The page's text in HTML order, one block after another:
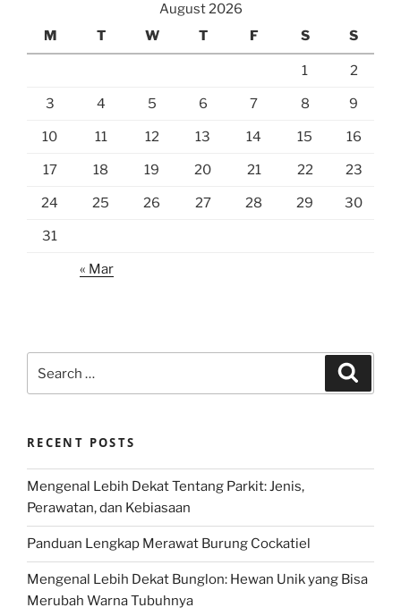
August 2026
M
T W T F S S
1 2
3 4 5 6 7 8 9
10 11 12 13 14 15 16
17 18 19 20 21 22 23
24 25 26 27 28 29 30
31
« Mar
for:
RECENT POSTS
Mengenal Lebih Dekat Tentang Parkit: Jenis,
Perawatan, dan Kebiasaan
Panduan Lengkap Merawat Burung Cockatiel
Mengenal Lebih Dekat Bunglon: Hewan Unik yang Bisa
Merubah Warna Tubuhnya